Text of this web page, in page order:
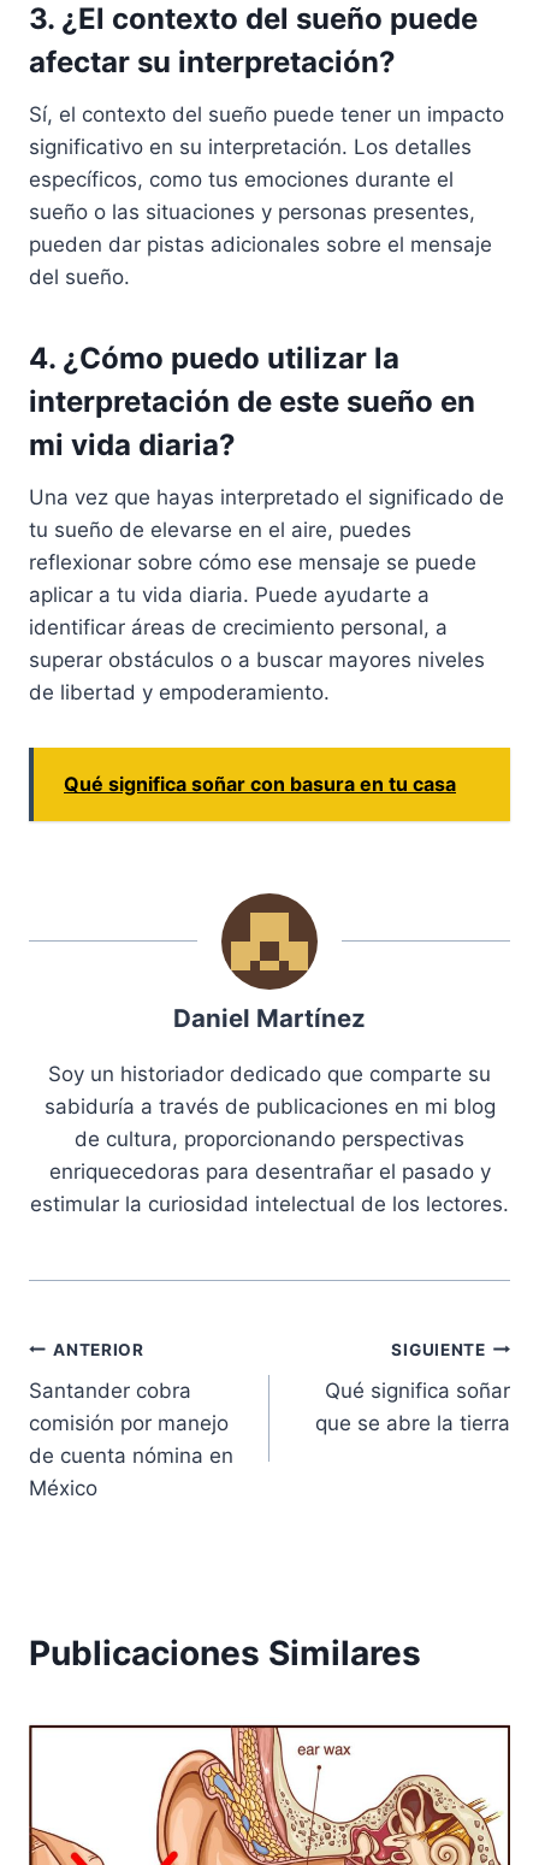
3. ¿El contexto del sueño puede
afectar su interpretación?
Sí, el contexto del sueño puede tener un impacto
significativo en su interpretación. Los detalles
específicos, como tus emociones durante el
sueño o las situaciones y personas presentes,
pueden dar pistas adicionales sobre el mensaje
del sueño.
4. ¿Cómo puedo utilizar la
interpretación de este sueño en
mi vida diaria?
Una vez que hayas interpretado el significado de
tu sueño de elevarse en el aire, puedes
reflexionar sobre cómo ese mensaje se puede
aplicar a tu vida diaria. Puede ayudarte a
identificar áreas de crecimiento personal, a
superar obstáculos o a buscar mayores niveles
de libertad y empoderamiento.
Qué significa soñar con basura en tu casa
Daniel Martínez
Soy un historiador dedicado que comparte su
sabiduría a través de publicaciones en mi blog
de cultura, proporcionando perspectivas
enriquecedoras para desentrañar el pasado y
estimular la curiosidad intelectual de los lectores.
Navegación
de
entradas
ANTERIOR
Santander cobra
comisión por manejo
de cuenta nómina en
México
SIGUIENTE
Qué significa soñar
que se abre la tierra
Publicaciones Similares